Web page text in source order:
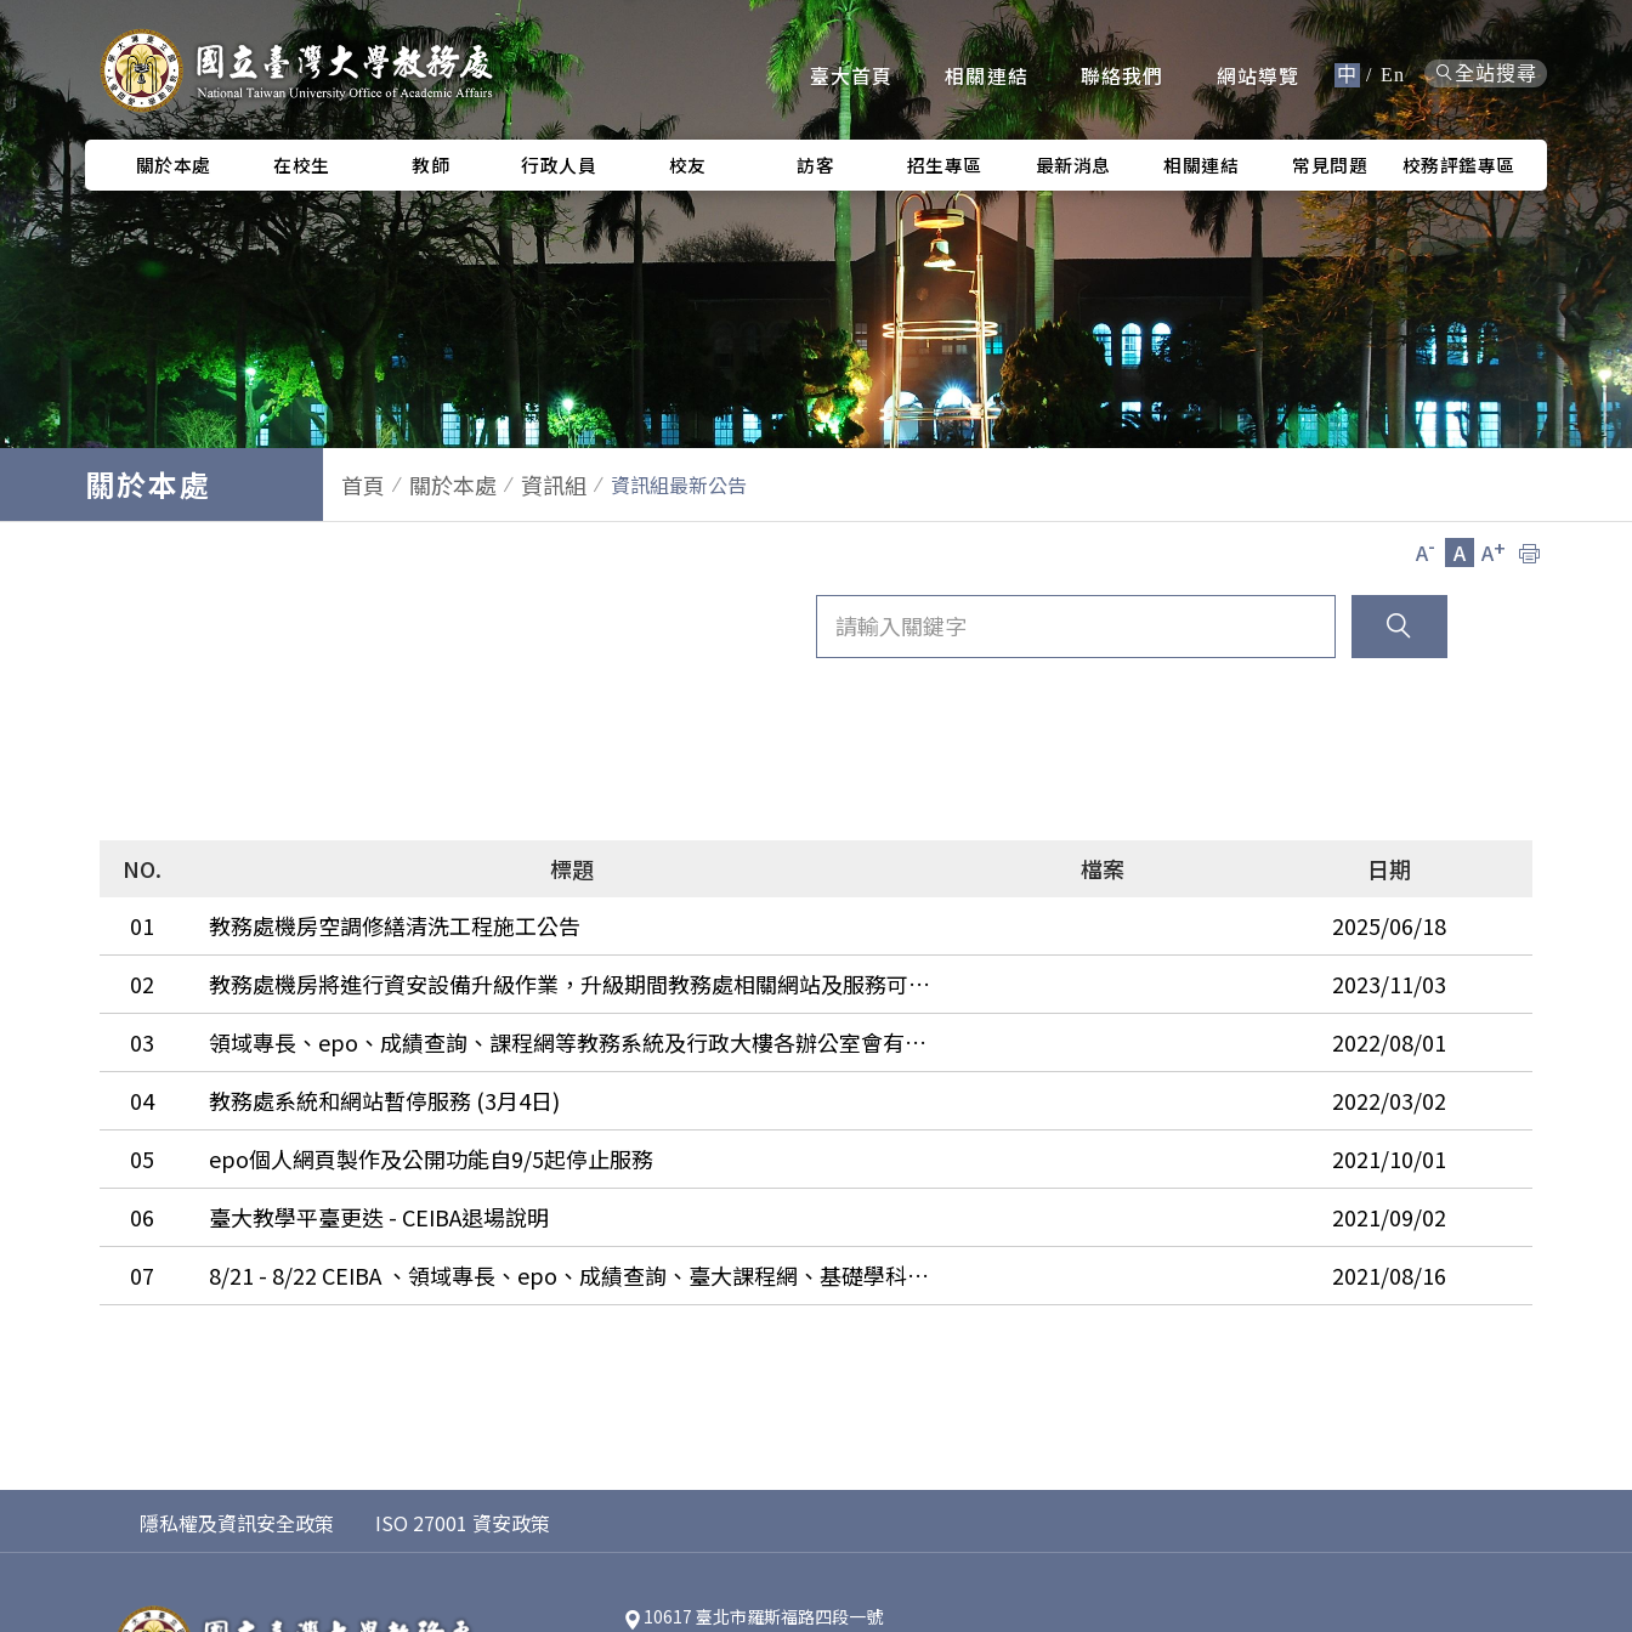
臺大首頁 相關連結 聯絡我們 網站導覽 中 / En 全站搜尋
關於本處 在校生 教師 行政人員 校友 訪客 招生專區 最新消息 相關連結 常見問題 校務評鑑專區
關於本處 首頁 關於本處 資訊組 資訊組最新公告
A- A A+
NO. 標題 檔案
日期
01
教務處機房空調修繕清洗工程施工公告
2025/06/18
02
教務處機房將進行資安設備升級作業，升級期間教務處相關網站及服務可能會有短暫無法連線之現象。
2023/11/03
03
領域專長、epo、成績查詢、課程網等教務系統及行政大樓各辦公室會有短暫無法連線之現象。
2022/08/01
04
教務處系統和網站暫停服務 (3月4日)
2022/03/02
05
epo個人網頁製作及公開功能自9/5起停止服務
2021/10/01
06
臺大教學平臺更迭 - CEIBA退場說明
2021/09/02
07
8/21 - 8/22 CEIBA 、領域專長、epo、成績查詢、臺大課程網、基礎學科免修證認考試等教務處系統和網站暫停服務 2021/08/16
隱私權及資訊安全政策 ISO 27001 資安政策
10617 臺北市羅斯福路四段一號